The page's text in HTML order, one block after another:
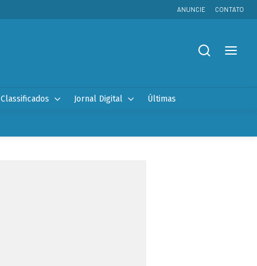
ANUNCIE CONTATO
Classificados Jornal Digital Últimas